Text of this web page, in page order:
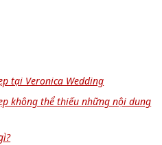
tại Veronica Wedding
không thể thiếu những nội dung